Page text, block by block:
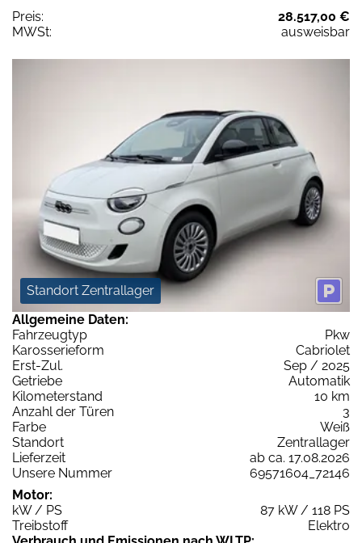
Preis:
28.517,00 €
MWSt:
ausweisbar
Standort Zentrallager
Allgemeine Daten:
Fahrzeugtyp
Pkw
Karosserieform
Cabriolet
Erst-Zul.
Sep / 2025
Getriebe
Automatik
Kilometerstand
10 km
Anzahl der Türen
3
Farbe
Weiß
Standort
Zentrallager
Lieferzeit
ab ca. 17.08.2026
Unsere Nummer
69571604_72146
Motor:
kW / PS
87 kW / 118 PS
Treibstoff
Elektro